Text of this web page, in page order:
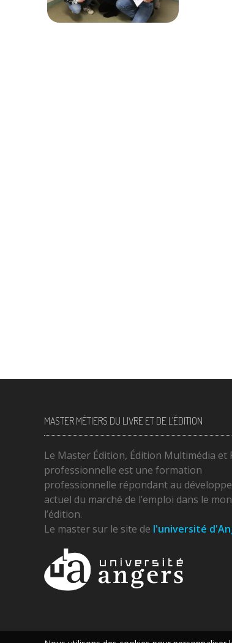
MASTER MÉTIERS DU LIVRE ET DE L’ÉDITION
Le Master Édition, Édition Multimédia et
professionnelle est une formation
professionnelle répondant au
actuel du marché de l’emploi dans le
l’édition.
Le master sur le site de l'université